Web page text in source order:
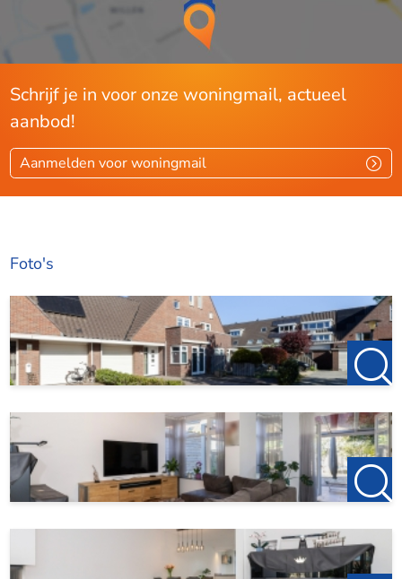
- Beschikbaar voor 1 persoon of stel (met kinderen).
- Huurprijs is excl. kosten: gas, water, licht, int. en TV.
Waarborgsom: 1,5 maand huur.
- Huurperiode bedraagt 12 maanden met optie om
met 12 maanden te verlengen.
- Geen huisdieren.
Voor meer informatie of het maken van een
bezichtigingsafspraak kunt u contact met ons opnemen via
denhaag@123wonen.nl
Schrijf je in voor onze woningmail, actueel
aanbod!
Aanmelden voor woningmail
Foto's